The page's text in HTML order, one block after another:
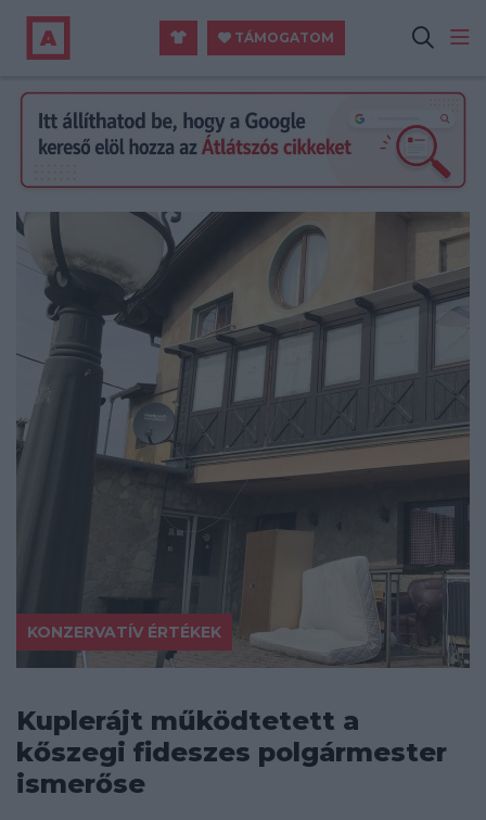
TÁMOGATOM
KONZERVATÍV ÉRTÉKEK
Kuplerájt működtetett a
kőszegi fideszes polgármester
ismerőse